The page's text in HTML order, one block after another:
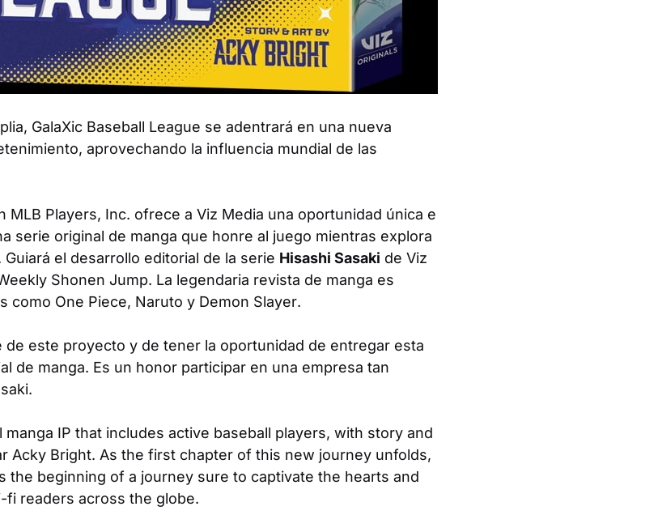
GalaXic Baseball League se adentrará en una nueva
aprovechando la influencia mundial de las
MLB Players, Inc. ofrece a Viz Media una oportunidad única e
serie original de manga que honre al juego mientras explora
el desarrollo editorial de la serie Hisashi Sasaki de Viz
Shonen Jump. La legendaria revista de manga es
como One Piece, Naruto y Demon Slayer.
de este proyecto y de tener la oportunidad de entregar esta
de manga. Es un honor participar en una empresa tan
IP that includes active baseball players, with story and
Acky Bright. As the first chapter of this new journey unfolds,
the beginning of a journey sure to captivate the hearts and
fi readers across the globe.